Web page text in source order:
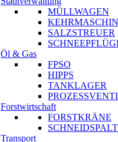
MÜLLWAGEN
SALZSTREUER
Öl & Gas
FPSO
HIPPS
TANKLAGER
Forstwirtschaft
FORSTKRÄNE
Transport